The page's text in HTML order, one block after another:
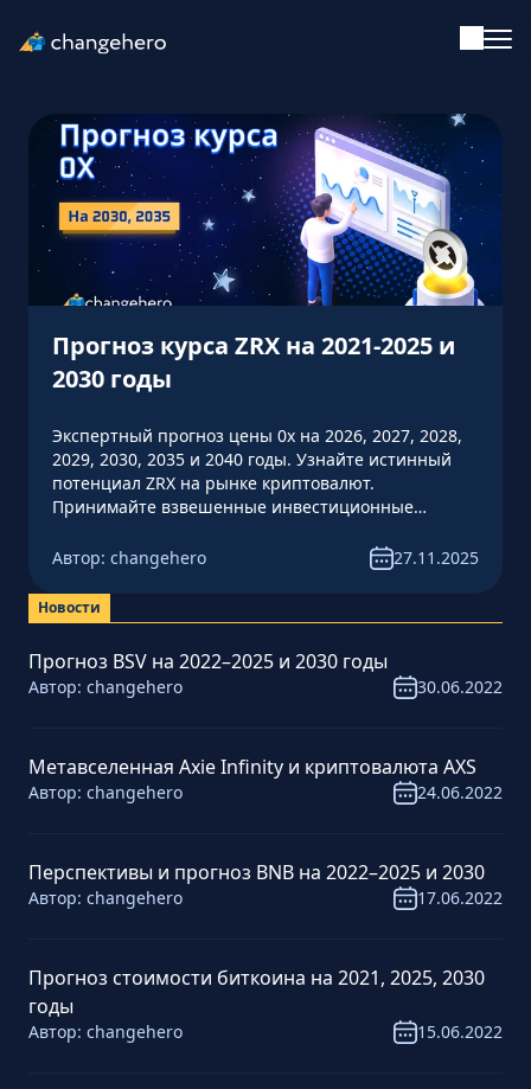
Поддержка
Русский
Все статьи
Руководства
Криптоинвестиции
Обзоры и рейтинги
Прогноз курса ZRX на 2021-2025 и
2030 годы
Экспертный прогноз цены 0x на 2026, 2027, 2028,
2029, 2030, 2035 и 2040 годы. Узнайте истинный
потенциал ZRX на рынке криптовалют.
Принимайте взвешенные инвестиционные
Автор: changehero 27.11.2025
Новости
Прогноз BSV на 2022–2025 и 2030 годы
Автор: changehero 30.06.2022
Метавселенная Axie Infinity и криптовалюта AXS
Автор: changehero 24.06.2022
Перспективы и прогноз BNB на 2022–2025 и 2030
Автор: changehero 17.06.2022
Прогноз стоимости биткоина на 2021, 2025, 2030
годы
Автор: changehero 15.06.2022